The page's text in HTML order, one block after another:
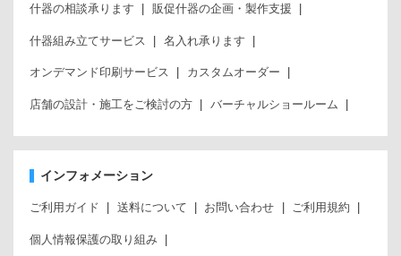
什器の相談承ります 販促什器の企画・製作支援
什器組み立てサービス 名入れ承ります
オンデマンド印刷サービス カスタムオーダー
店舗の設計・施工をご検討の方 バーチャルショールーム
インフォメーション
ご利用ガイド 送料について お問い合わせ ご利用規約
個人情報保護の取り組み